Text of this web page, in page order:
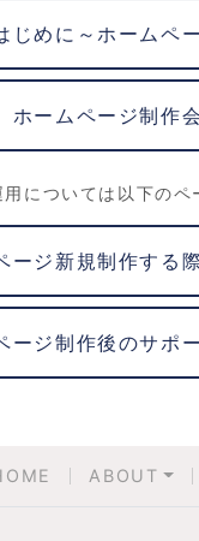
じめに～ホームペ
ホームページ制作
については以下のペ
ージ新規制作する
ージ制作後のサポ
ABOUT